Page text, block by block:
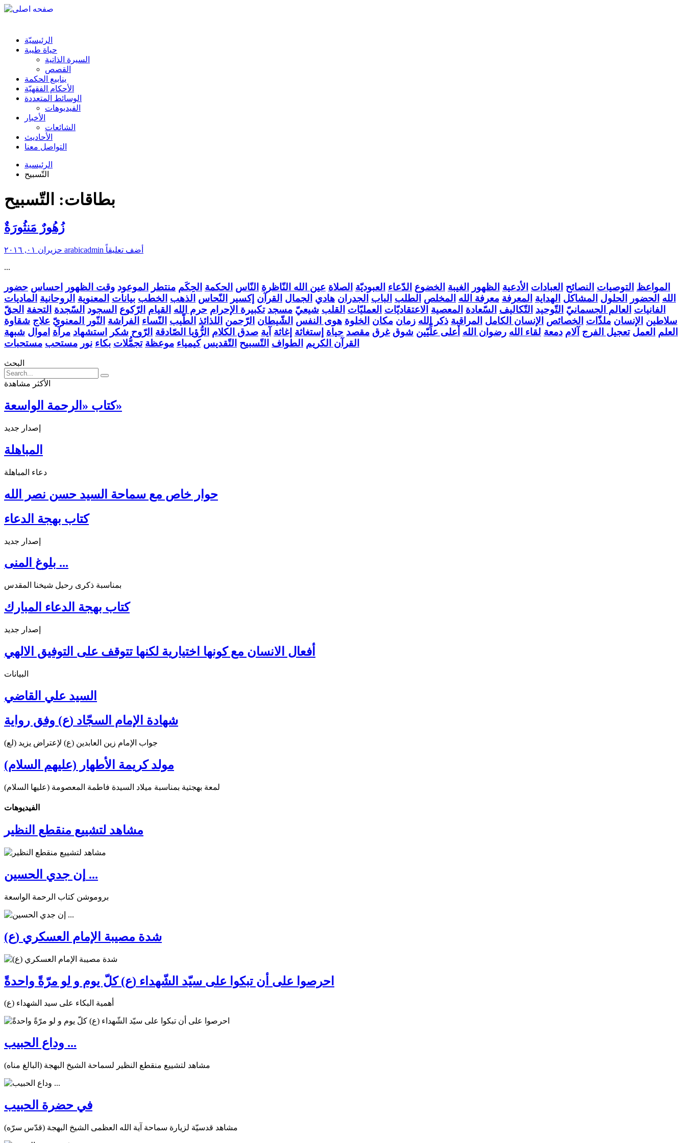
الرئیسیّة
حياة طيبة
السيرة الذاتية
القصص
ينابيع الحكمة
الأحکام الفقهیّة
الوسائط المتعددة
الفیدیوهات
الأخبار
الشائعات
الأحادیث
التواصل معنا
الرئيسية
التّسبيح
بطاقات: التّسبيح
زُهُورٌ مَنثُورَةٌ
arabicadmin أضف تعليقاً
...
المواعظ التوصيات النصائح العبادات الأدعية الظهور الغيبة الخضوع الدّعاء العبوديّة الصلاة عين الله النّاظرة النّاس الحكمة الحِكَم منتطر الموعود وقت الظهور احساس حضور
الله الحضور الحلول المشاكل الهداية المعرفة معرفة الله المخلص الطلب الباب الجدران هادي الجمال القرآن إكسير النّحاس الذهب الخطب بيانات المعنوية الروحانية الماديات
الفانيات العالم الجسمانيّ التّوحيد التّكاليف السّعادة المعصية الاعتقاديّات العمليّات القلب شيعيّ مسجد تكبيرة الإحرام حرم الله القيام الرّكوع السجود السّجدة التحفة الحقّ
سلاطين الإنسان ملذّات الخصائص الإنسان الكامل المراقبة ذكر الله زمان مكان الخلوة هوى النفس الشّيطان الرّحمن اللذائذ الطّيب النّساء الفراشة النّور المعنويّ علاج شقاوة
العلم
العمل تعجيل الفرج آلام دمعة لقاء الله رضوان الله أعلى علِّيّين شوق غرق مقصد حياة إستغاثة إغاثة آية صدق الكلام الرُّؤيا الصّادقة الرّوح شكر استشهاد مرآة اموال شبهة
القرآن الكريم
الطواف التّسبيح التّقديس كيمياء موعظة تجمُّلات بكاء نور مستحب مستحبات
البحث
الأكثر مشاهدة
كتاب «الرحمة الواسعة»
إصدار جديد
المباهلة
دعاء المباهلة
حوار خاص مع سماحة السيد حسن نصر الله
كتاب بهجة الدعاء
إصدار جديد
بلوغ المنى ...
بمناسبة ذكرى رحيل شيخنا المقدس
كتاب بهجة الدعاء المبارك
إصدار جديد
أفعال الانسان مع كونها اختيارية لكنها تتوقف على التوفيق الالهي
البيانات
السيد علي القاضي
شهادة الإمام السجّاد (ع) وفق رواية
جواب الإمام زين العابدين (ع) لإعتراض يزيد (لع)
مولد كريمة الأطهار (عليهم السلام)
لمعة بهجتية بمناسبة ميلاد السيدة فاطمة المعصومة (عليها السلام)
الفیدیوهات
مشاهد لتشييع منقطع النظير
إن جدي الحسين ...
بروموشن كتاب الرحمة الواسعة
شدة مصيبة الإمام العسكري (ع)
احرصوا على أن تبكوا على سيّد الشّهداء (ع) كلّ يوم و لو مرّةً واحدةً
أهمية البكاء على سيد الشهداء (ع)
وداع الحبيب ...
مشاهد لتشييع منقطع النظير لسماحة الشيخ البهجة (البالغ مناه)
في حضرة الحبيب
مشاهد قدسيّة لزيارة سماحة آية الله العظمى الشيخ البهجة (قدّس سرّه)